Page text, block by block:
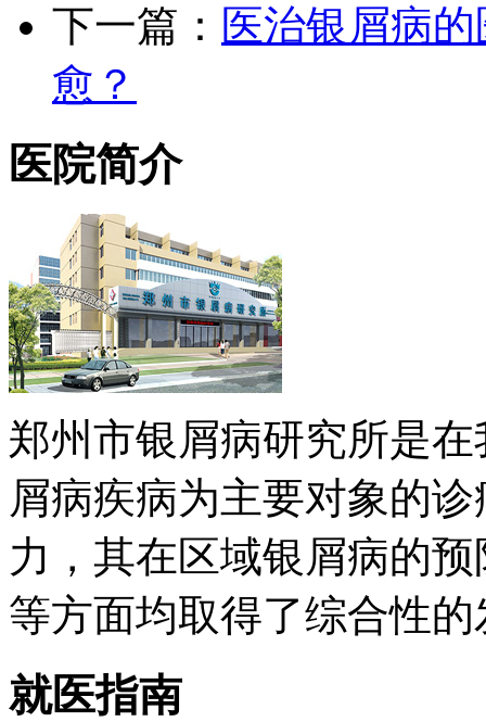
下一篇： 医治银屑病
愈？
医院简介
郑州市银屑病研究所是
屑病疾病为主要对象的
力，其在区域银屑病的
等方面均取得了综合性的
就医指南